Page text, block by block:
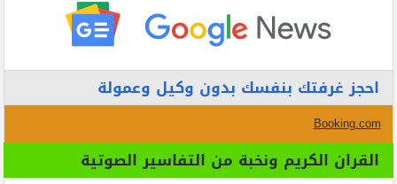
احجز غرفتك بنفسك بدون وكيل وعمولة
Booking.com
القران الكريم ونخبة من التفاسير الصوتية